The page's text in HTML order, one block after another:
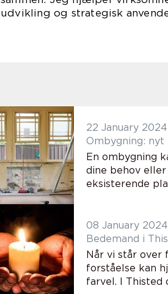
udvikling og strategisk
22 January 2024
Ombygning:
En ombygning
dine behov
eksisterende
08 January 2024
Bedemand i
Når vi står over
forståelse kan
farvel. I Thisted